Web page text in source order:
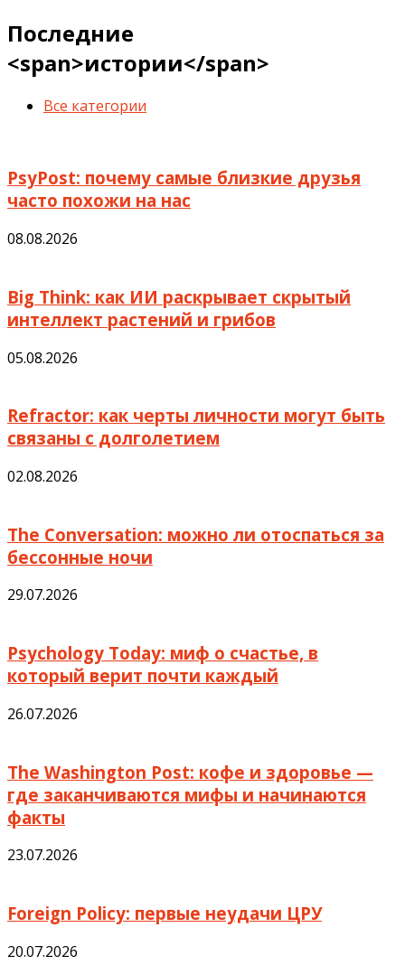
Последние
<span>истории</span>
Все категории
PsyPost: почему самые близкие друзья
часто похожи на нас
08.08.2026
Big Think: как ИИ раскрывает скрытый
интеллект растений и грибов
05.08.2026
Refractor: как черты личности могут быть
связаны с долголетием
02.08.2026
The Conversation: можно ли отоспаться за
бессонные ночи
29.07.2026
Psychology Today: миф о счастье, в
который верит почти каждый
26.07.2026
The Washington Post: кофе и здоровье —
где заканчиваются мифы и начинаются
факты
23.07.2026
Foreign Policy: первые неудачи ЦРУ
20.07.2026